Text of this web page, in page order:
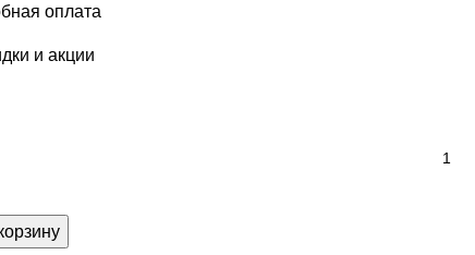
оплата
и акции